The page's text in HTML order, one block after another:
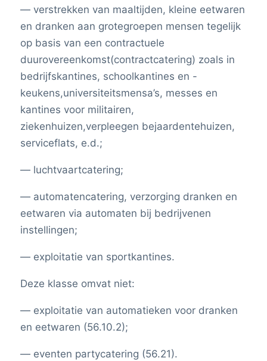
— verstrekken van maaltijden, kleine eetwaren
en dranken aan grotegroepen mensen tegelijk
op basis van een contractuele
duurovereenkomst(contractcatering) zoals in
bedrijfskantines, schoolkantines en -
keukens,universiteitsmensa’s, messes en
kantines voor militairen,
ziekenhuizen,verpleegen bejaardentehuizen,
serviceflats, e.d.;
— luchtvaartcatering;
— automatencatering, verzorging dranken en
eetwaren via automaten bij bedrijvenen
instellingen;
— exploitatie van sportkantines.
Deze klasse omvat niet:
— exploitatie van automatieken voor dranken
en eetwaren (56.10.2);
— eventen partycatering (56.21).